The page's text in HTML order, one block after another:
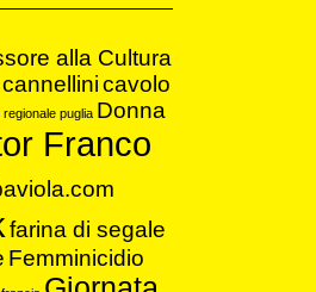
alla Cultura
cannellinicavolo
regionale puglia Donna
Franco
farina di segale
Femminicidio